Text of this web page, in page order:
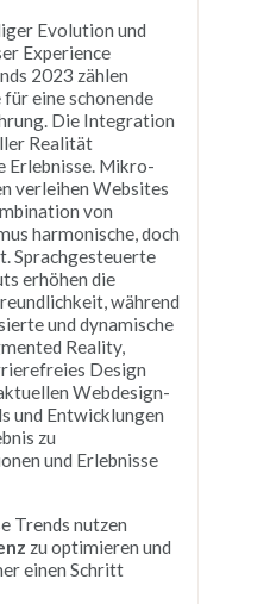
Evolution und
Experience
2023 zählen
eine schonende
Die Integration
Realität
Mikro-
verleihen Websites
von
harmonische, doch
Sprachgesteuerte
erhöhen die
während
und dynamische
Reality,
Design
Webdesign-
und Entwicklungen
zu
und Erlebnisse
Trends nutzen
zu optimieren und
einen Schritt